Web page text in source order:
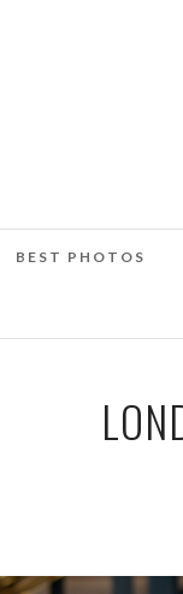
BEST PHOTOS